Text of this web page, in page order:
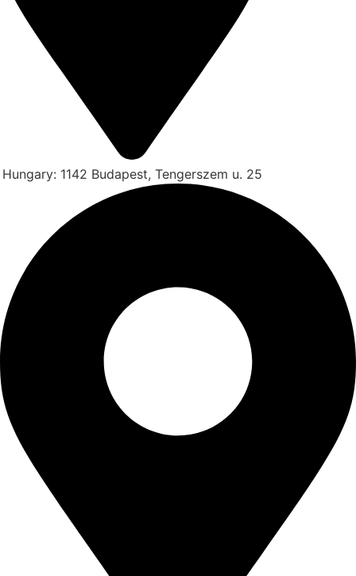
Hungary: 1142 Budapest, Tengerszem u. 25